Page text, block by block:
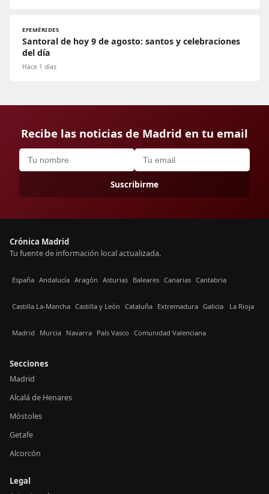
EFEMÉRIDES
Santoral de hoy 9 de agosto: santos y celebraciones
del día
Hace 1 días
Recibe las noticias de Madrid en tu email
Suscribirme
Crónica Madrid
Tu fuente de información local actualizada.
España Andalucía Aragón Asturias Baleares Canarias Cantabria
Castilla La-Mancha Castilla y León Cataluña Extremadura Galicia La Rioja
Madrid Murcia Navarra País Vasco Comunidad Valenciana
Secciones
Madrid
Alcalá de Henares
Móstoles
Getafe
Alcorcón
Legal